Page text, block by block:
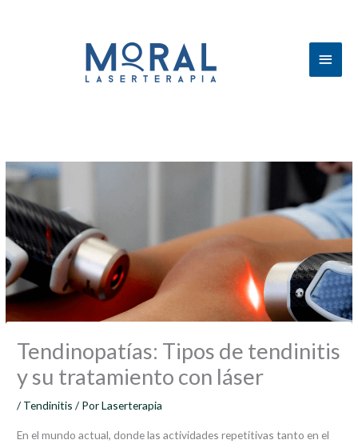
Tendinopatías: Tipos de tendinitis
y su tratamiento con láser
/ Tendinitis / PorLaserterapia
En el mundo actual, donde las actividades repetitivas tanto en el